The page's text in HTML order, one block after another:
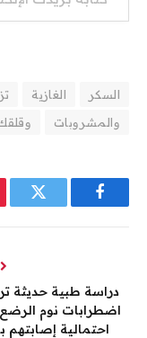
السكر الغازية
والمشروبات
فيسبوك تويتر
دراسة طبية حديثة
اضطرابات نوم الرضع
احتمالية إصابتهم